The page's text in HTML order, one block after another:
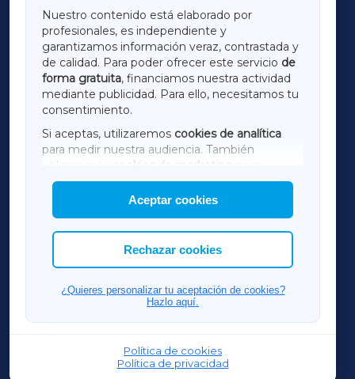
Nuestro contenido está elaborado por
profesionales, es independiente y
garantizamos información veraz, contrastada y
de calidad. Para poder ofrecer este servicio de
forma gratuita, financiamos nuestra actividad
mediante publicidad. Para ello, necesitamos tu
consentimiento.
Si aceptas, utilizaremos cookies de analítica
para medir nuestra audiencia. También
utilizaremos
cookies de marketing
mostrar publicidad de terceros.
Asimismo, puedes personalizar la elección de
las cookies que deseas permitir.
Aceptar cookies
Rechazar cookies
¿Quieres personalizar tu aceptación de cookies?
Hazlo aquí.
Política de cookies
Política de privacidad
LUGOXA
TERRACHAXA
AMARIÑAXA
RIBEIRASACRAXA
ACORUÑAXA
FERROLXA
OURENSEXA